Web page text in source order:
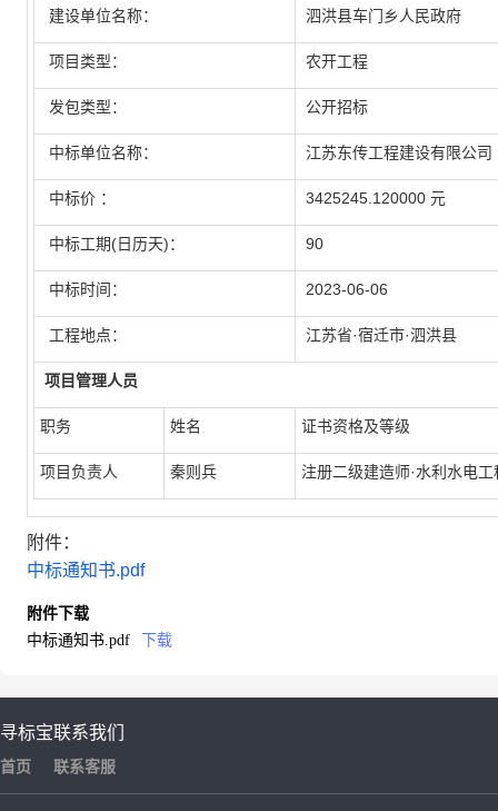
建设单位名称： 泗洪县车门乡人民政府
项目类型： 农开工程
发包类型： 公开招标
中标单位名称： 江苏东传工程建设有限公司
中标价 ： 3425245.120000 元
中标工期(日历天)： 90
中标时间： 2023-06-06
工程地点： 江苏省·宿迁市·泗洪县
项目管理人员
职务 姓名 证书资格及等级
项目负责人 秦则兵 注册二级建造师·水利水电工
附件：
中标通知书.pdf
附件下载
中标通知书.pdf
下载
寻标宝
首页
联系我们
联系客服